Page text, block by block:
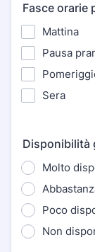
Fasce orarie
Mattina
Pausa
Sera
Disponibilità
Molto
Poco
Non